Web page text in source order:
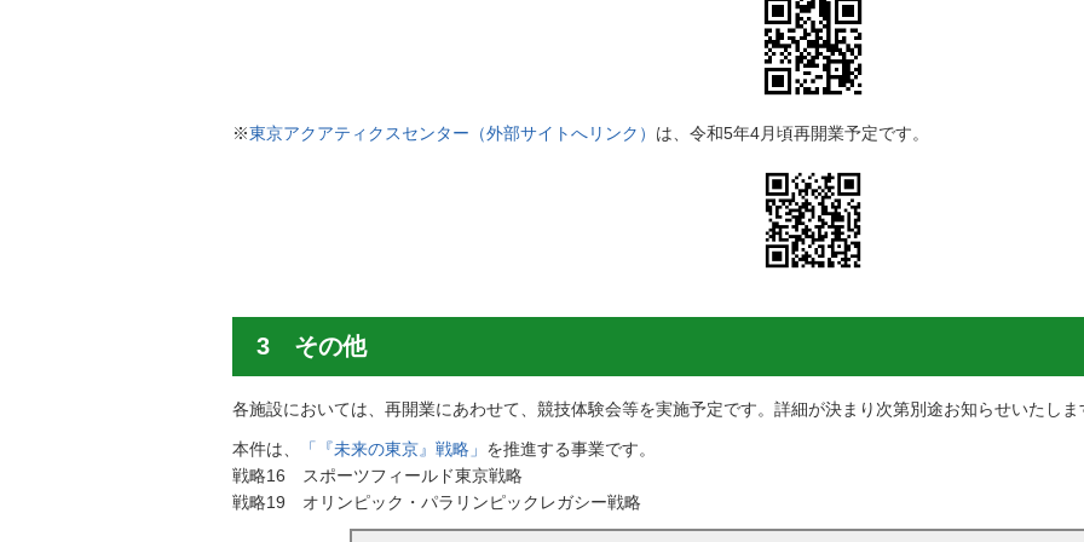
※東京アクアティクスセンター（外部サイトへリンク） は、令和5年4月頃再開業予定です。
3 その他
各施設においては、再開業にあわせて、競技体験会等を実施予定です。詳細が決まり次第別途お知らせいたしま
本件は、 「『未来の東京』戦略」 を推進する事業です。
戦略16 スポーツフィールド東京戦略
戦略19 オリンピック・パラリンピックレガシー戦略